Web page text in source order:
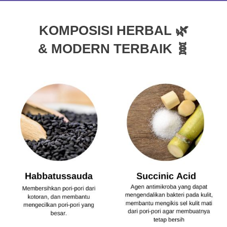
KOMPOSISI HERBAL 🌿
& MODERN TERBAIK 🧬